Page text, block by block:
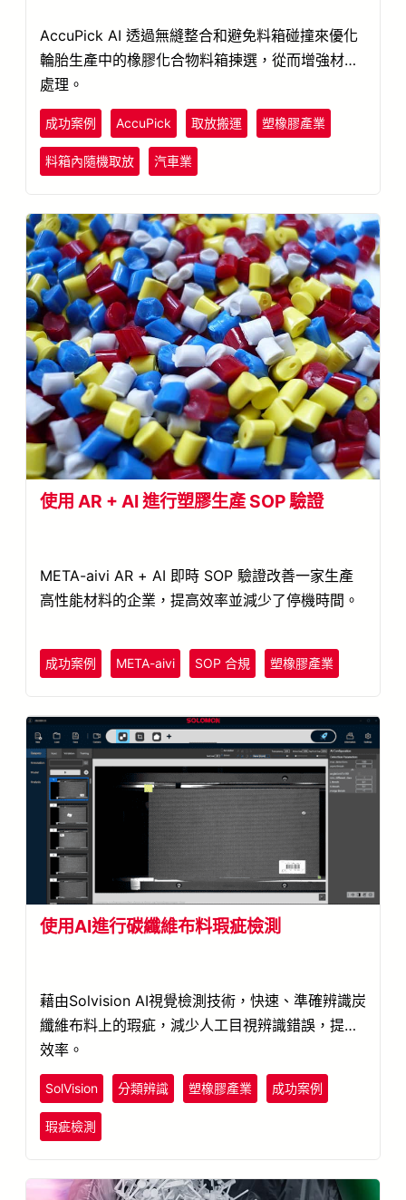
AccuPick AI 透過無縫整合和避免料箱碰撞來優化
輪胎生產中的橡膠化合物料箱揀選，從而增強材料
處理。
成功案例 AccuPick 取放搬運 塑橡膠產業
料箱內隨機取放 汽車業
使用 AR + AI 進行塑膠生產 SOP 驗證
META-aivi AR + AI 即時 SOP 驗證改善一家生產
高性能材料的企業，提高效率並減少了停機時間。
成功案例 META-aivi SOP 合規 塑橡膠產業
使用AI進行碳纖維布料瑕疵檢測
藉由Solvision AI視覺檢測技術，快速、準確辨識炭
纖維布料上的瑕疵，減少人工目視辨識錯誤，提升
效率。
SolVision 分類辨識 塑橡膠產業 成功案例
瑕疵檢測